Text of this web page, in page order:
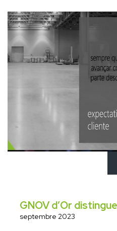
GNOV d’Or
septembre 2023